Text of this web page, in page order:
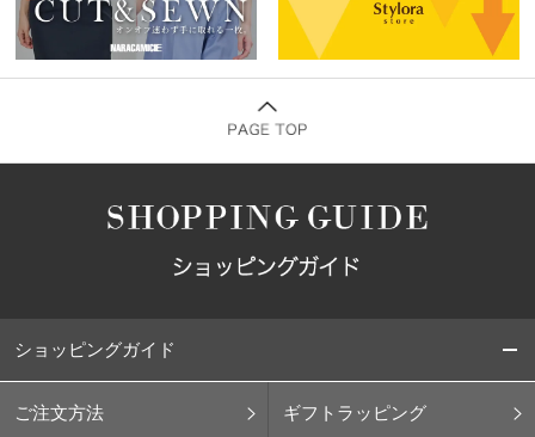
ショッピングガイド
ご注文方法 ギフトラッピング